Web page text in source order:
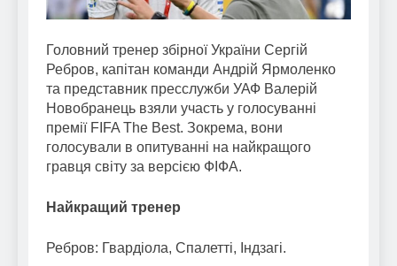
Головний тренер збірної України Сергій
Ребров, капітан команди Андрій Ярмоленко
та представник пресслужби УАФ Валерій
Новобранець взяли участь у голосуванні
премії FIFA The Best. Зокрема, вони
голосували в опитуванні на найкращого
гравця світу за версією ФІФА.
Найкращий тренер
Ребров: Гвардіола, Спалетті, Індзагі.